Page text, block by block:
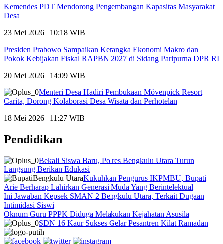
Kemendes PDT Mendorong Pengembangan Kapasitas Masyarakat
Desa
23 Mei 2026 | 10:18 WIB
Presiden Prabowo Sampaikan Kerangka Ekonomi Makro dan
Pokok Kebijakan Fiskal RAPBN 2027 di Sidang Paripurna DPR RI
20 Mei 2026 | 14:09 WIB
Menteri Desa Hadiri Pembukaan Mövenpick Resort
Carita, Dorong Kolaborasi Desa Wisata dan Perhotelan
18 Mei 2026 | 11:27 WIB
Pendidikan
Bekali Siswa Baru, Polres Bengkulu Utara Turun
Langsung Berikan Edukasi
Kukuhkan Pengurus IKPMBU, Bupati
Arie Berharap Lahirkan Generasi Muda Yang Berintelektual
Ini Jawaban Kepsek SMAN 2 Bengkulu Utara, Terkait Dugaan
Intimidasi Siswi
Oknum Guru PPPK Diduga Melakukan Kejahatan Asusila
SDN 16 Kaur Sukses Gelar Pesantren Kilat Ramadan